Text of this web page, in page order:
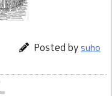
Posted by suho